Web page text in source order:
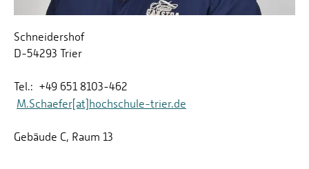
Schneidershof
D-54293 Trier
Tel.: +49 651 8103-462
M.Schaefer[at]hochschule-trier.de
Gebäude C, Raum 13